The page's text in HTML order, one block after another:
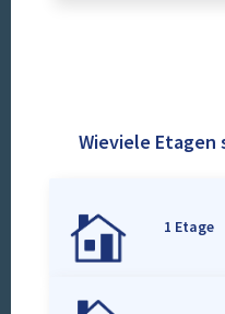
Wieviele Etagen
1 Etage